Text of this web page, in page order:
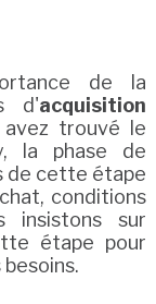
de la
d'acquisition
trouvé le
la phase de
de cette étape
conditions
insistons sur
étape pour